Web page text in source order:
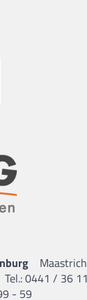
Tel.: 0441 / 36
- 59